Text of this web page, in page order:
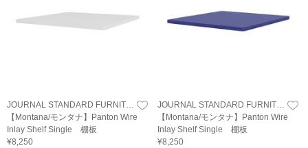
JOURNAL STANDARD FURNITURE
【Montana/モンタナ】Panton Wire
Inlay Shelf Single 棚板
¥8,250
JOURNAL STANDARD FURNITURE
【Montana/モンタナ】Panton Wire
Inlay Shelf Single 棚板
¥8,250